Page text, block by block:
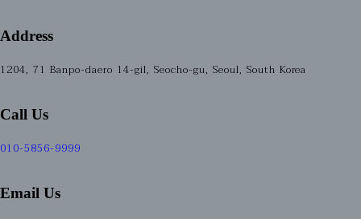
Address
1204, 71 Banpo-daero 14-gil, Seocho-gu, Seoul, South Korea
Call Us
010-5856-9999
Email Us